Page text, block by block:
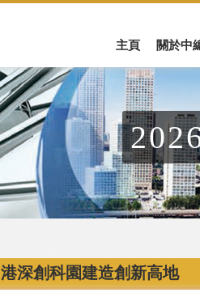
主頁 關於中
港深創科園建造創新高地